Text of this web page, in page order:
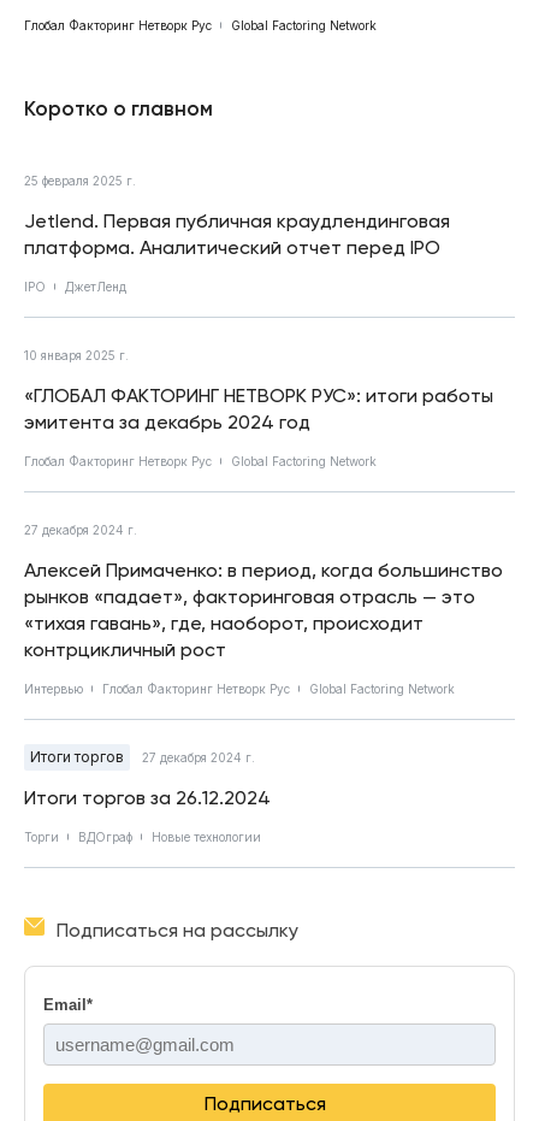
Глобал Факторинг Нетворк Рус Global Factoring Network
Коротко о главном
25 февраля 2025 г.
Jetlend. Первая публичная краудлендинговая
платформа. Аналитический отчет перед IPO
IPO ДжетЛенд
10 января 2025 г.
«ГЛОБАЛ ФАКТОРИНГ НЕТВОРК РУС»: итоги работы
эмитента за декабрь 2024 год
Глобал Факторинг Нетворк Рус Global Factoring Network
27 декабря 2024 г.
Алексей Примаченко: в период, когда большинство
рынков «падает», факторинговая отрасль — это
«тихая гавань», где, наоборот, происходит
контрцикличный рост
Интервью Глобал Факторинг Нетворк Рус Global Factoring Network
Итоги торгов 27 декабря 2024 г.
Итоги торгов за 26.12.2024
Торги ВДОграф Новые технологии
Подписаться на рассылку
Email *
Подписаться